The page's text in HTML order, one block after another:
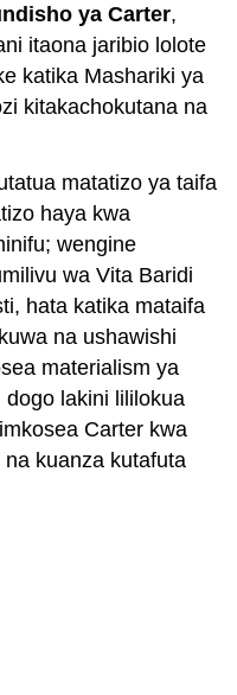
ya Carter,
itaona jaribio lolote
katika Mashariki ya
kitakachokutana na
matatizo ya taifa
haya kwa
wengine
wa Vita Baridi
hata katika mataifa
na ushawishi
materialism ya
lakini lililokua
Carter kwa
kuanza kutafuta